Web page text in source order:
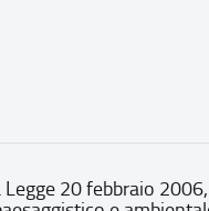
20 febbraio